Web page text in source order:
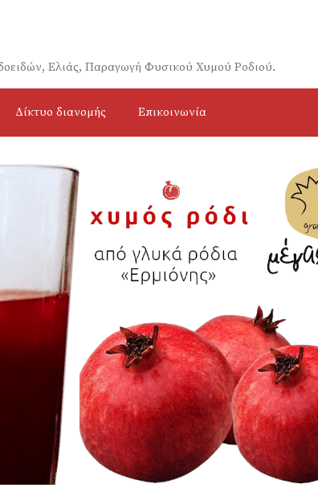
Ελιάς, Παραγωγή Φυσικού Χυμού Ροδιού.
Δίκτυο διανομής Επικοινωνία